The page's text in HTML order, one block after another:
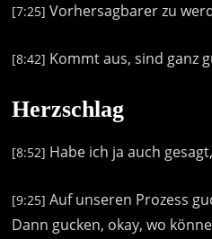
[7:25] Vorhersagbarer zu
[8:42] Kommt aus, sind ganz
Herzschlag
[8:52] Habe ich ja auch gesagt,
[9:25] Auf unseren Prozess
Dann gucken, okay, wo